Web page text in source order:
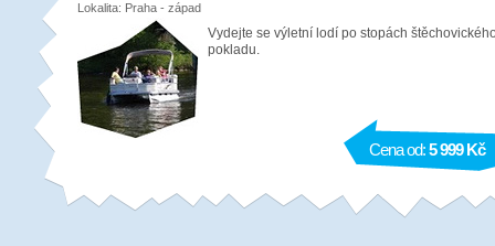
Lokalita: Praha - západ
Vydejte se výletní lodí po stopách
pokladu.
Cena od:5 999 Kč